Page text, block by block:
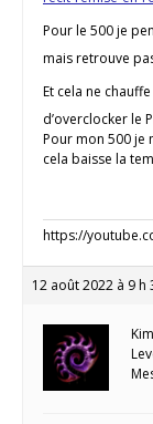
Pour le 500 je
mais retrouve
Et cela ne
d’overclocker le
Pour mon 500 je
cela baisse la
https://
12 août 2022 à 9 h